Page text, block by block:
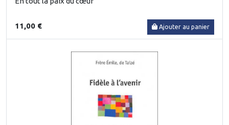
11,00 € Ajouter au panier